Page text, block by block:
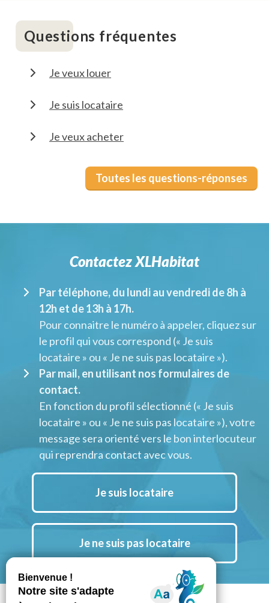
Questions fréquentes
Je veux louer
Je suis locataire
Je veux acheter
Toutes les questions-réponses
Contactez XLHabitat
Par téléphone, du lundi au vendredi de 8h à
12h et de 13h à 17h.
Pour connaitre le numéro à appeler, cliquez sur
le profil qui vous correspond (« Je suis
locataire » ou « Je ne suis pas locataire »).
Par mail, en utilisant nos formulaires de
contact.
En fonction du profil sélectionné (« Je suis
locataire » ou « Je ne suis pas locataire »), votre
message sera orienté vers le bon interlocuteur
qui reprendra contact avec vous.
Je suis locataire
Je ne suis pas locataire